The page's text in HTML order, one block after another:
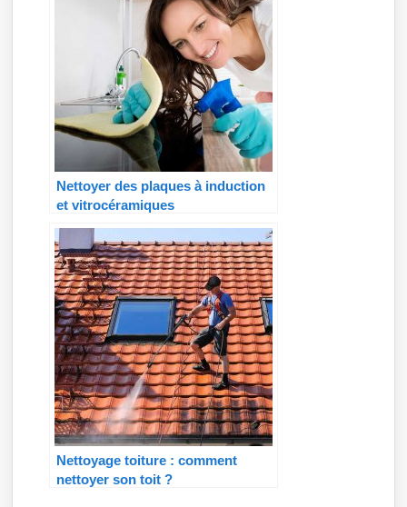
Nettoyer des plaques à induction
et vitrocéramiques
Nettoyage toiture : comment
nettoyer son toit ?